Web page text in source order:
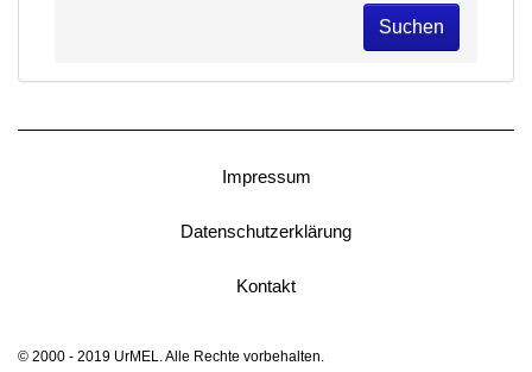
Suchen
Impressum
Datenschutzerklärung
Kontakt
© 2000 - 2019 UrMEL. Alle Rechte vorbehalten.